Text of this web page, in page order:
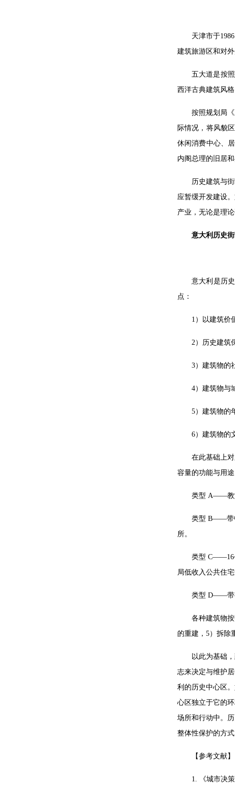
天津市于
建筑旅游区和对外
五大道是按
西洋古典建筑风
按照规划局
际情况，将风貌
休闲消费中心、
内阁总理的旧居
历史建筑与
应暂缓开发建设
产业，无论是理
意大利历史
意大利是历
点：
1）以建筑价
2）历史建筑
3）建筑物的
4）建筑物与
5）建筑物的
6）建筑物的
在此基础上
容量的功能与用
类型 A——教
类型 B——带
所。
类型
局低收入公共住宅
类型 D——带
各种建筑物
的重建，5）拆除
以此为基础
志来决定与维护
利的历史中心区
心区独立于它的
场所和行动中。
整体性保护的方
【参考文献】
1. 《城市决